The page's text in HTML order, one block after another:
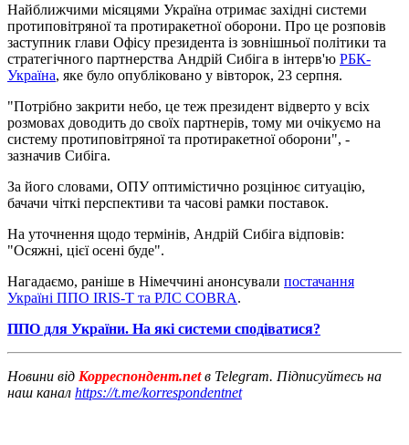
Найближчими місяцями Україна отримає західні системи
протиповітряної та протиракетної оборони. Про це розповів
заступник глави Офісу президента із зовнішньої політики та
стратегічного партнерства Андрій Сибіга в інтерв'ю РБК-
Україна, яке було опубліковано у вівторок, 23 серпня.
"Потрібно закрити небо, це теж президент відверто у всіх
розмовах доводить до своїх партнерів, тому ми очікуємо на
систему протиповітряної та протиракетної оборони", -
зазначив Сибіга.
За його словами, ОПУ оптимістично розцінює ситуацію,
бачачи чіткі перспективи та часові рамки поставок.
На уточнення щодо термінів, Андрій Сибіга відповів:
"Осяжні, цієї осені буде".
Нагадаємо, раніше в Німеччині анонсували постачання
Україні ППО IRIS-T та РЛС COBRA.
ППО для України. На які системи сподіватися?
Новини від Корреспондент.netв Telegram. Підписуйтесь на
наш канал https://t.me/korrespondentnet